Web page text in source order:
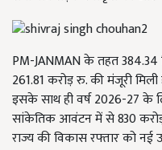
PM-JANMAN के तहत
261.81 करोड़ रु. की मंजूरी
इसके साथ ही वर्ष 2026-27
सांकेतिक आवंटन में से 830
राज्य की विकास रफ्तार को नई